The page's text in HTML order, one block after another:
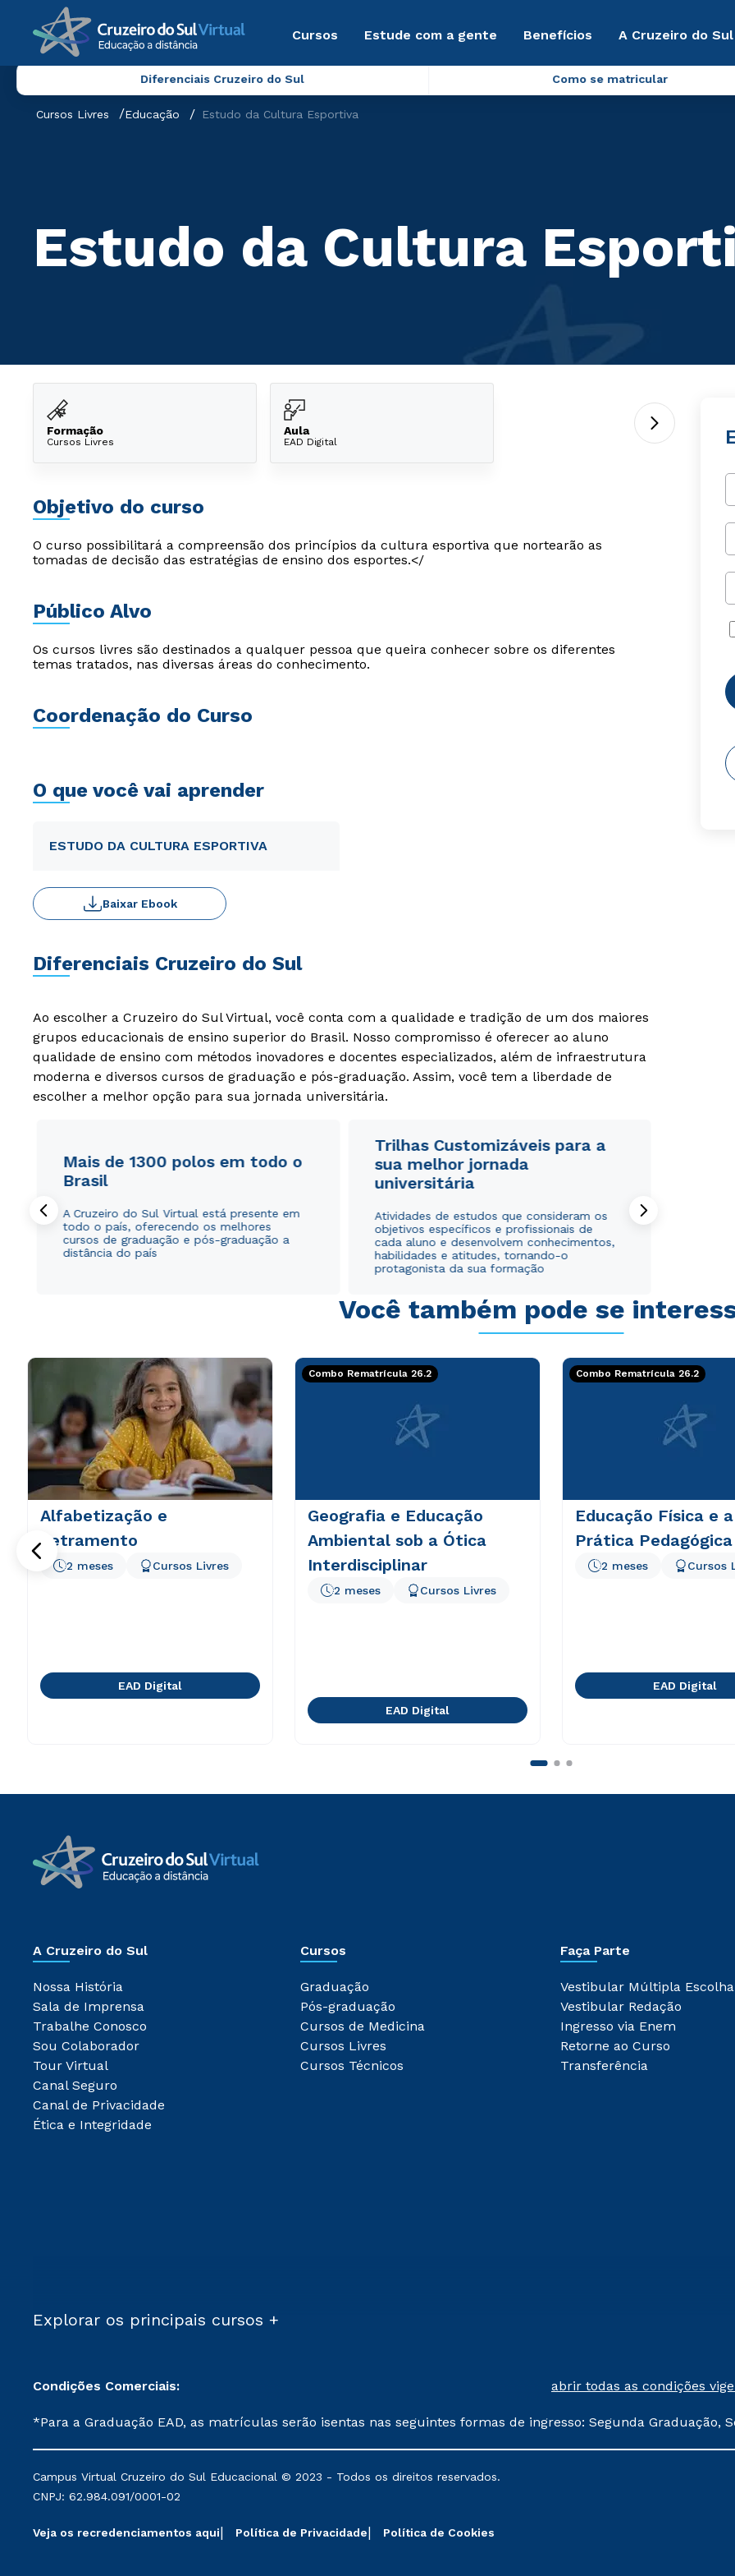
Cursos Estude com a gente Benefícios A Cruzeiro do
Diferenciais Cruzeiro do Sul Como se matricular
Cursos Livres Educação Estudo da Cultura Esportiva
Estudo da Cultura
Formação
Cursos Livres
Aula
EAD Digital
Objetivo do curso
O curso possibilitará a compreensão dos princípios da cultura esportiva que nortearão as
tomadas de decisão das estratégias de ensino dos esportes.</
Público Alvo
Os cursos livres são destinados a qualquer pessoa que queira conhecer sobre os diferentes
temas tratados, nas diversas áreas do conhecimento.
Coordenação do Curso
O que você vai aprender
ESTUDO DA CULTURA ESPORTIVA
Baixar Ebook
Diferenciais Cruzeiro do Sul
Ao escolher a Cruzeiro do Sul Virtual, você conta com a qualidade e tradição de um dos maiores
grupos educacionais de ensino superior do Brasil. Nosso compromisso é oferecer ao aluno
qualidade de ensino com métodos inovadores e docentes especializados, além de infraestrutura
moderna e diversos cursos de graduação e pós-graduação. Assim, você tem a liberdade de
escolher a melhor opção para sua jornada universitária.
Mais de 1300 polos em todo o
Brasil
A Cruzeiro do Sul Virtual está presente em
todo o país, oferecendo os melhores
cursos de graduação e pós-graduação a
distância do país
Trilhas Customizáveis para a
sua melhor jornada
universitária
Atividades de estudos que consideram os
objetivos específicos e profissionais de
cada aluno e desenvolvem conhecimentos,
habilidades e atitudes, tornando-o
protagonista da sua formação
Você também pode se
Alfabetização e
Letramento
2 meses Cursos Livres
EAD Digital
Combo Rematrícula 26.2
Geografia e Educação
Ambiental sob a Ótica
Interdisciplinar
2 meses Cursos Livres
EAD Digital
Combo Rematrícula 26.2
Educação Física e a
Prática Pedagógica
2 meses Cursos
EAD Digital
A Cruzeiro do Sul
Nossa História
Sala de Imprensa
Trabalhe Conosco
Sou Colaborador
Tour Virtual
Canal Seguro
Canal de Privacidade
Ética e Integridade
Cursos
Graduação
Pós-graduação
Cursos de Medicina
Cursos Livres
Cursos Técnicos
Faça Parte
Vestibular Múltipla Escolha
Vestibular Redação
Ingresso via Enem
Retorne ao Curso
Transferência
Explorar os principais cursos +
Condições Comerciais: abrir todas as condições
*Para a Graduação EAD, as matrículas serão isentas nas seguintes formas de ingresso: Segunda Graduação,
mantidos conforme negociação. Descontos institucionais poderão sofrer alterações nos períodos de
serviços.
Campus Virtual Cruzeiro do Sul Educacional © 2023 - Todos os direitos reservados.
CNPJ: 62.984.091/0001-02
Veja os recredenciamentos aqui Política de Privacidade Política de Cookies
WhatsApp
ou
Estou de acordo com a Política de Privacidade.e
autorizo que meus dados sejam utilizados para o
WhatsApp
ou
Estou de acordo com a Política de Privacidade.e
autorizo que meus dados sejam utilizados para o